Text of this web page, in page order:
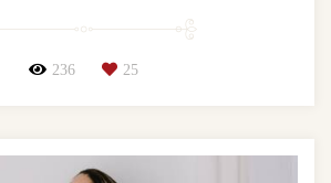
236 25